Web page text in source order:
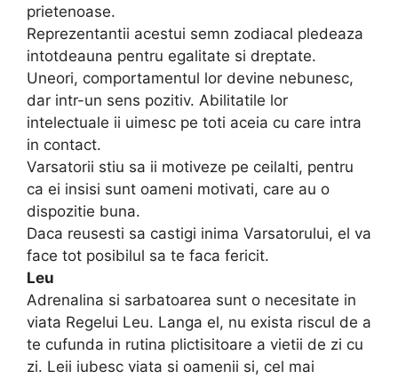
prietenoase.
Reprezentantii acestui semn zodiacal pledeaza
intotdeauna pentru egalitate si dreptate.
Uneori, comportamentul lor devine nebunesc,
dar intr-un sens pozitiv. Abilitatile lor
intelectuale ii uimesc pe toti aceia cu care intra
in contact.
Varsatorii stiu sa ii motiveze pe ceilalti, pentru
ca ei insisi sunt oameni motivati, care au o
dispozitie buna.
Daca reusesti sa castigi inima Varsatorului, el va
face tot posibilul sa te faca fericit.
Leu
Adrenalina si sarbatoarea sunt o necesitate in
viata Regelui Leu. Langa el, nu exista riscul de a
te cufunda in rutina plictisitoare a vietii de zi cu
zi. Leii iubesc viata si oamenii si, cel mai